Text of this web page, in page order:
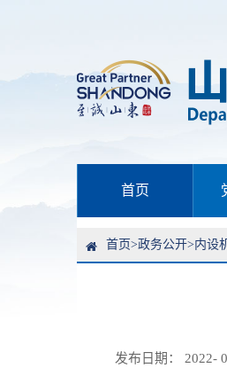
首页
首页>政务公开>内设
发布日期： 2022-